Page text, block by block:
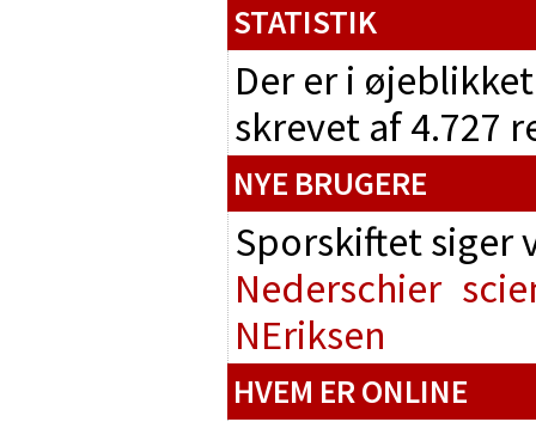
STATISTIK
Der er i
skrevet af 4.727
NYE BRUGERE
Sporskiftet
Nederschier
NEriksen
HVEM ER ONLINE